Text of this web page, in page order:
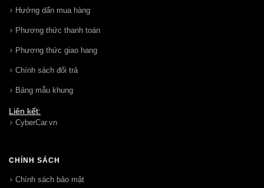
Hướng dẩn mua hàng
Phương thức thanh toán
Phương thức giao hang
Chính sách đổi trả
Bảng mẫu khung
Liên kết:
CyberCar.vn
CHÍNH SÁCH
Chính sách bảo mật